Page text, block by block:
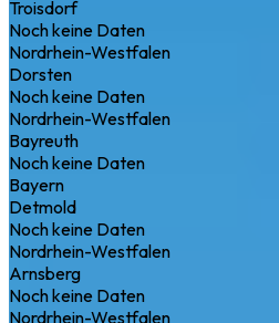
Troisdorf
Noch keine Daten
Nordrhein-Westfalen
Dorsten
Noch keine Daten
Nordrhein-Westfalen
Bayreuth
Noch keine Daten
Bayern
Detmold
Noch keine Daten
Nordrhein-Westfalen
Arnsberg
Noch keine Daten
Nordrhein-Westfalen